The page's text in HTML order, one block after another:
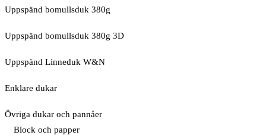
Uppspänd bomullsduk 380g
Uppspänd bomullsduk 380g 3D
Uppspänd Linneduk W&N
Enklare dukar
Övriga dukar och pannåer
Block och papper